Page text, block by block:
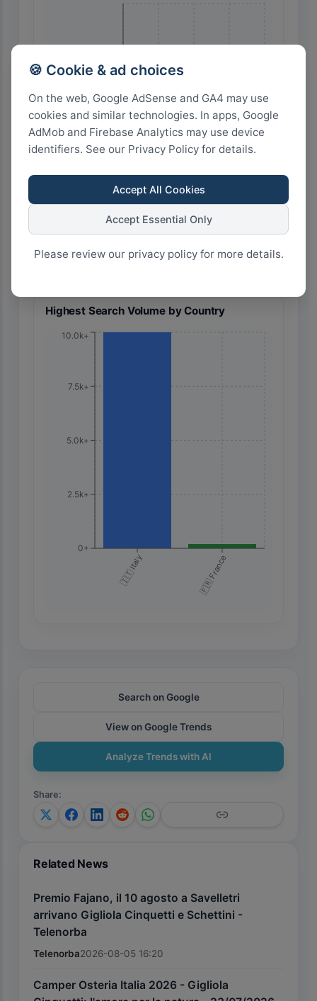
🍪 Cookie & ad choices
On the web, Google AdSense and GA4 may use
cookies and similar technologies. In apps, Google
AdMob and Firebase Analytics may use device
identifiers. See our Privacy Policy for details.
Accept All Cookies
Accept Essential Only
Please review our privacy policy for more details.
0
25
50
75
100
🇮🇹 Italy
🇫🇷 France
Highest Search Volume by Country
🇮🇹 Italy 🇫🇷 France
0+
2.5k+
5.0k+
7.5k+
10.0k+
Search on Google
View on Google Trends
Analyze Trends with AI
Share:
Related News
Premio Fajano, il 10 agosto a Savelletri
arrivano Gigliola Cinquetti e Schettini -
Telenorba
Telenorba2026-08-05 16:20
Camper Osteria Italia 2026 - Gigliola